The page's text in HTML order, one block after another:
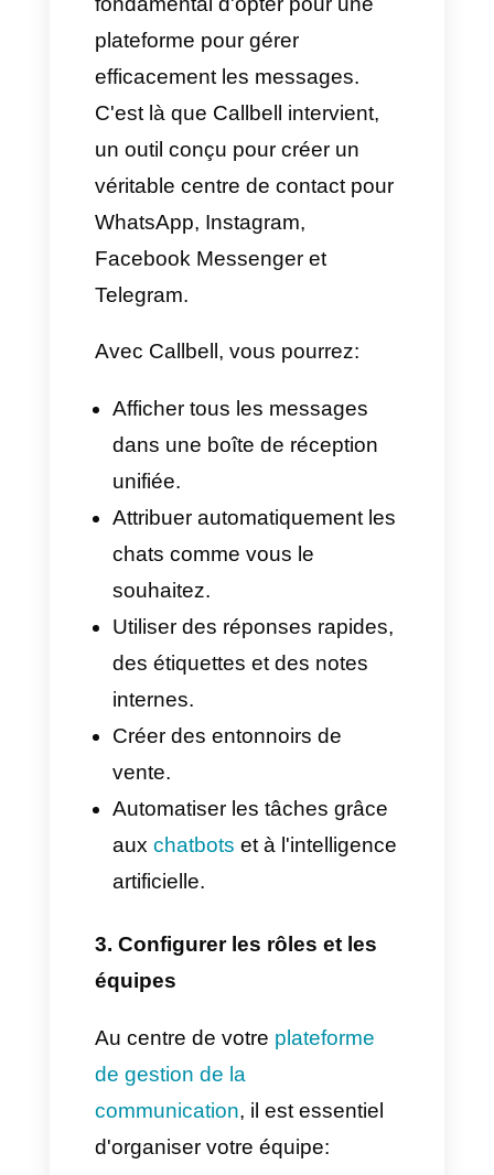
clients:
1. Obtenir un compte officiel
WhatsApp Business API
Pour créer un centre de contact
à part et prêt à l'emploi pour
votre entreprise, il est impératif
d'utiliser l' API WhatsApp
standard que vous utilisez pour
communiquer avec vos amis.
Cela vous permet de connecter
WhatsApp à des outils de
pointe tels que des CRM ou des
plateformes de conversation.
Vous pouvez accéder à l'API
par l'intermédiaire de
partenaires agréés, directement
viaCallbell .
2. Choisir une plateforme de
gestion des conversations
Une fois que vous avez le
privilège d'accéder à l'API
WhatsApp Business, il est